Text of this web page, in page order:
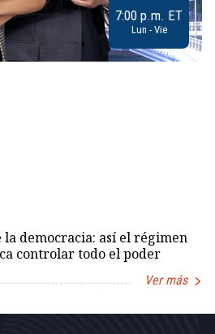
7:00 p.m. ET
Lun - Vie
democracia: así el régimen
controlar todo el poder
Ver más